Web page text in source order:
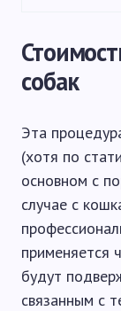
собак
Эта
(хотя по
основном с
случае с
применяется
будут
связанным с